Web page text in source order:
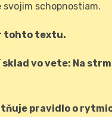
svojim schopnostiam.
tohto textu.
vo vete: Na
pravidlo o